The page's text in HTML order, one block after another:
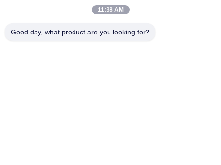
etiquetas de adesivos para alta precisão e eficiência
controle PLC
11:38 AM
Good day, what product are you looking for?